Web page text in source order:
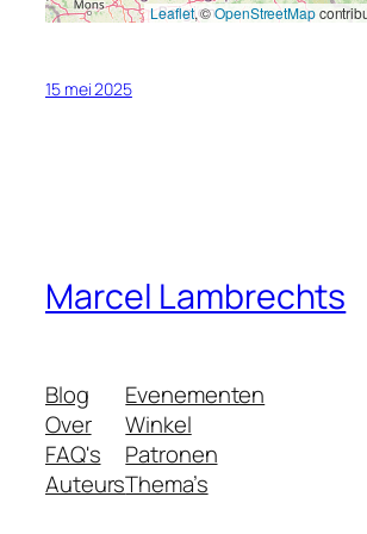
Leaflet, ©OpenStreetMap
15 mei 2025
Marcel Lambrechts
Blog
Over
FAQ's
Auteurs
Evenementen
Winkel
Patronen
Thema’s